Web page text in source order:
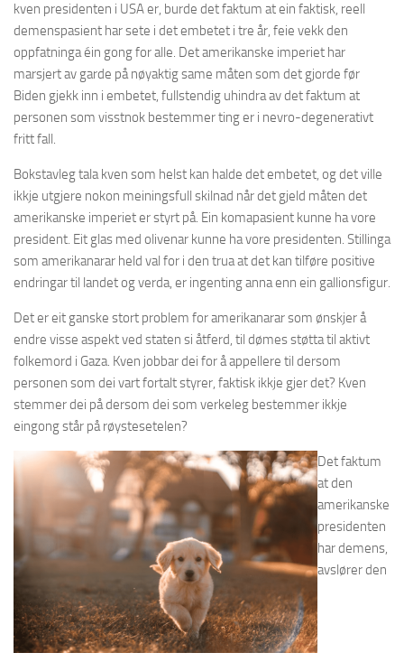
kven presidenten i USA er, burde det faktum at ein faktisk, reell
demenspasient har sete i det embetet i tre år, feie vekk den
oppfatninga éin gong for alle. Det amerikanske imperiet har
marsjert av garde på nøyaktig same måten som det gjorde før
Biden gjekk inn i embetet, fullstendig uhindra av det faktum at
personen som visstnok bestemmer ting er i nevro-degenerativt
fritt fall.
Bokstavleg tala kven som helst kan halde det embetet, og det ville
ikkje utgjere nokon meiningsfull skilnad når det gjeld måten det
amerikanske imperiet er styrt på. Ein komapasient kunne ha vore
president. Eit glas med olivenar kunne ha vore presidenten. Stillinga
som amerikanarar held val for i den trua at det kan tilføre positive
endringar til landet og verda, er ingenting anna enn ein gallionsfigur.
Det er eit ganske stort problem for amerikanarar som ønskjer å
endre visse aspekt ved staten si åtferd, til dømes støtta til aktivt
folkemord i Gaza. Kven jobbar dei for å appellere til dersom
personen som dei vart fortalt styrer, faktisk ikkje gjer det? Kven
stemmer dei på dersom dei som verkeleg bestemmer ikkje
eingong står på røystesetelen?
Det faktum
at den
amerikanske
presidenten
har demens,
avslører den